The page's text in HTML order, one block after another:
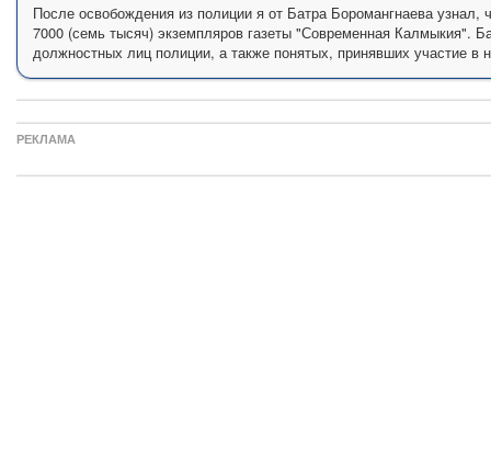
После освобождения из полиции я от Батра Боромангнаева узнал,
7000 (семь тысяч) экземпляров газеты "Современная Калмыкия".
должностных лиц полиции, а также понятых, принявших участие в
РЕКЛАМА